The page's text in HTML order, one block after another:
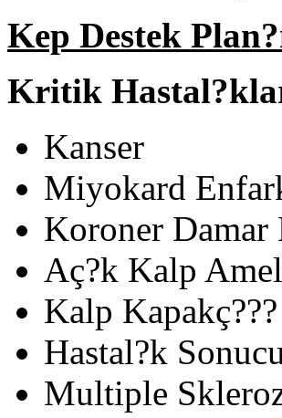
Kep Destek
Kritik
Kanser
Miyokard
Koroner Damar
Aç?k Kalp
Kalp
Hastal?k
Multiple